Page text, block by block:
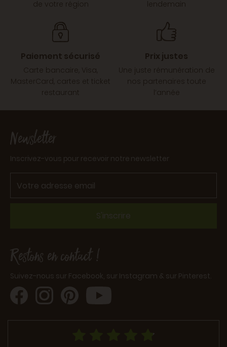
de votre région
lendemain
Paiement sécurisé
Carte bancaire, Visa,
MasterCard, cartes et ticket
restaurant
Prix justes
Une juste rémunération de
nos partenaires toute
l’année
Newsletter
Inscrivez-vous pour recevoir notre newsletter
S'inscrire
Restons en contact !
Suivez-nous sur Facebook, sur Instagram & sur Pinterest.